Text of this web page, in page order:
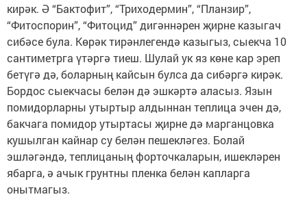
кирәк. Ә “Бактофит”, “Триходермин”, “Планзир”,
“Фитоспорин”, “Фитоцид” дигәннәрен җирне казыгач
сибәсе була. Көрәк тирәнлегендә казыгыз, сыекча 10
сантиметрга үтәргә тиеш. Шулай ук яз көне кар эреп
бетүгә дә, боларның кайсын булса да сибәргә кирәк.
Бордос сыекчасы белән дә эшкәртә аласыз. Язын
помидорларны утыртыр алдыннан теплица эчен дә,
бакчага помидор утыртасы җирне дә марганцовка
кушылган кайнар су белән пешекләгез. Болай
эшләгәндә, теплицаның форточкаларын, ишекләрен
ябарга, ә ачык грунтны пленка белән капларга
онытмагыз.